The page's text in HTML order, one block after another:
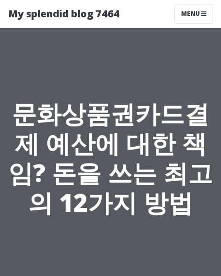
My splendid blog 7464 MENU
문화상품권카드결
제 예산에 대한 책
임? 돈을 쓰는 최고
의 12가지 방법